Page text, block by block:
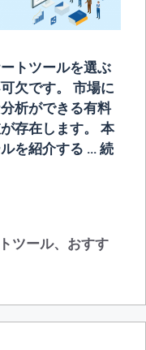
トツールを選ぶ
欠です。 市場に
析ができる有料
存在します。 本
を紹介する …続
ツール、 おすす